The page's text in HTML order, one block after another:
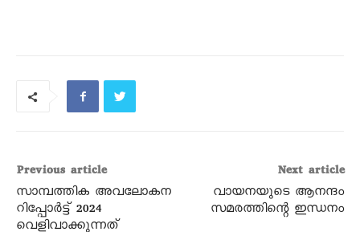
Previous article
സാമ്പത്തിക അവലോകന
റിപ്പോർട്ട് 2024
വെളിവാക്കുന്നത്
Next article
വായനയുടെ ആനന്ദം
സമരത്തിന്റെ ഇന്ധനം